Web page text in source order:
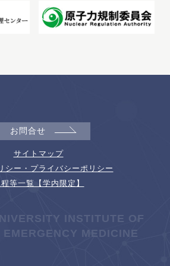
お問合せ
サイトマップ
シー・プライバシーポリシー
等一覧【学内限定】
INSTITUTE OF
MEDICINE